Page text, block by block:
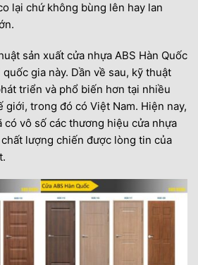
lại chứ không bùng lên hay lan
sản xuất cửa nhựa ABS Hàn Quốc
gia này. Dần về sau, kỹ thuật
triển và phổ biến hơn tại nhiều
giới, trong đó có Việt Nam. Hiện nay,
vô số các thương hiệu cửa nhựa
lượng chiến được lòng tin của